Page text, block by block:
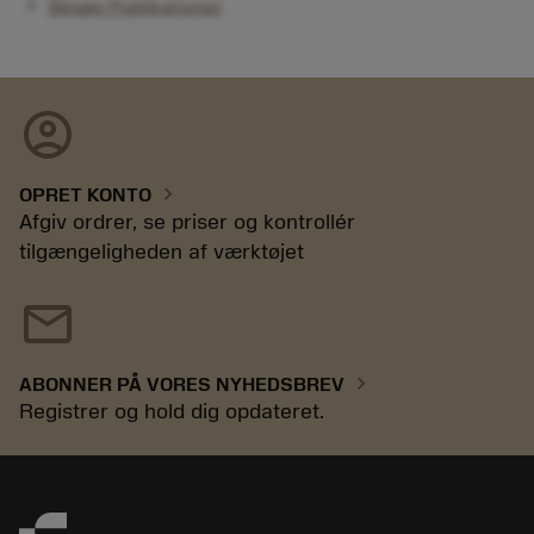
Besøg Publikationer
account_circle
OPRET KONTO chevron_right
Afgiv ordrer, se priser og kontrollér
tilgængeligheden af værktøjet
mail
ABONNER PÅ VORES NYHEDSBREV chevron_right
Registrer og hold dig opdateret.